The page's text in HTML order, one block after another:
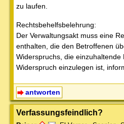
zu laufen.
Rechtsbehelfsbelehrung:
Der Verwaltungsakt muss eine
enthalten, die den Betroffenen
Widerspruchs, die
Widerspruch einzulegen ist,
antworten
Verfassungsfeindlich?